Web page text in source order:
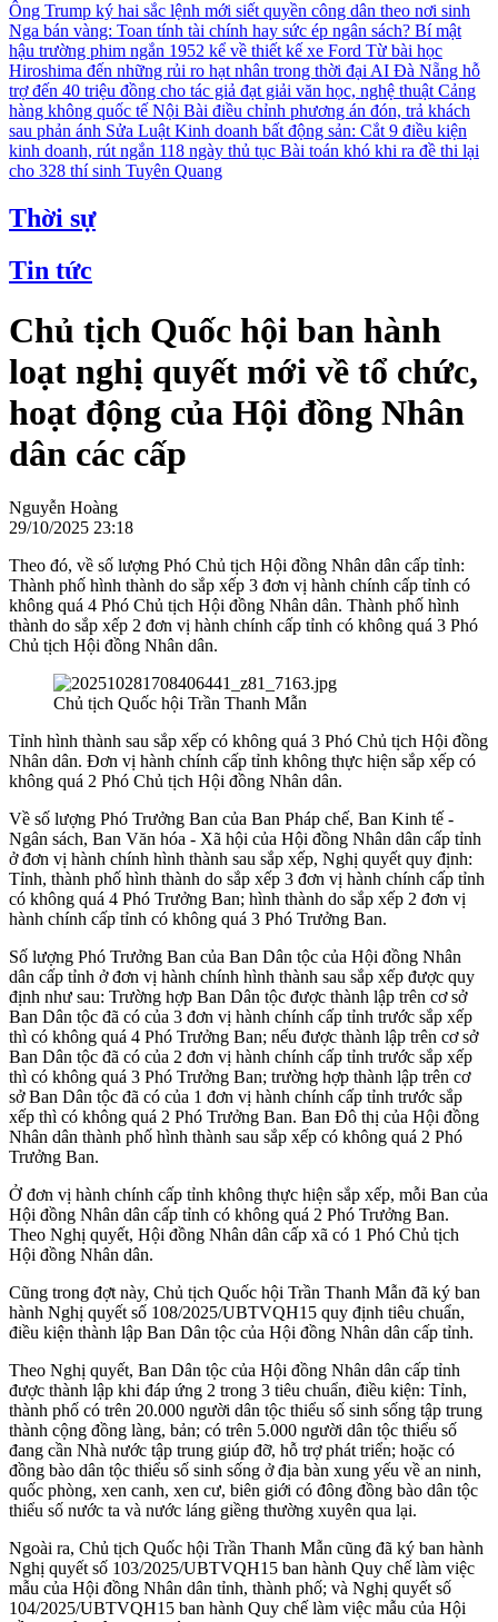
Ông Trump ký hai sắc lệnh mới siết quyền công dân theo nơi sinh
Nga bán vàng: Toan tính tài chính hay sức ép ngân sách? Bí mật
hậu trường phim ngắn 1952 kể về thiết kế xe Ford Từ bài học
Hiroshima đến những rủi ro hạt nhân trong thời đại AI Đà Nẵng hỗ
trợ đến 40 triệu đồng cho tác giả đạt giải văn học, nghệ thuậtCảng
hàng không quốc tế Nội Bài điều chỉnh phương án đón, trả khách
sau phản ánh Sửa Luật Kinh doanh bất động sản: Cắt 9 điều kiện
kinh doanh, rút ngắn 118 ngày thủ tục Bài toán khó khi ra đề thi lại
cho 328 thí sinh Tuyên Quang
Thời sự
Tin tức
Chủ tịch Quốc hội ban hành
loạt nghị quyết mới về tổ chức,
hoạt động của Hội đồng Nhân
dân các cấp
Nguyễn Hoàng
29/10/2025 23:18
Theo đó, về số lượng Phó Chủ tịch Hội đồng Nhân dân cấp tỉnh:
Thành phố hình thành do sắp xếp 3 đơn vị hành chính cấp tỉnh có
không quá 4 Phó Chủ tịch Hội đồng Nhân dân. Thành phố hình
thành do sắp xếp 2 đơn vị hành chính cấp tỉnh có không quá 3 Phó
Chủ tịch Hội đồng Nhân dân.
Chủ tịch Quốc hội Trần Thanh Mẫn
Tỉnh hình thành sau sắp xếp có không quá 3 Phó Chủ tịch Hội đồng
Nhân dân. Đơn vị hành chính cấp tỉnh không thực hiện sắp xếp có
không quá 2 Phó Chủ tịch Hội đồng Nhân dân.
Về số lượng Phó Trưởng Ban của Ban Pháp chế, Ban Kinh tế -
Ngân sách, Ban Văn hóa - Xã hội của Hội đồng Nhân dân cấp tỉnh
ở đơn vị hành chính hình thành sau sắp xếp, Nghị quyết quy định:
Tỉnh, thành phố hình thành do sắp xếp 3 đơn vị hành chính cấp tỉnh
có không quá 4 Phó Trưởng Ban; hình thành do sắp xếp 2 đơn vị
hành chính cấp tỉnh có không quá 3 Phó Trưởng Ban.
Số lượng Phó Trưởng Ban của Ban Dân tộc của Hội đồng Nhân
dân cấp tỉnh ở đơn vị hành chính hình thành sau sắp xếp được quy
định như sau: Trường hợp Ban Dân tộc được thành lập trên cơ sở
Ban Dân tộc đã có của 3 đơn vị hành chính cấp tỉnh trước sắp xếp
thì có không quá 4 Phó Trưởng Ban; nếu được thành lập trên cơ sở
Ban Dân tộc đã có của 2 đơn vị hành chính cấp tỉnh trước sắp xếp
thì có không quá 3 Phó Trưởng Ban; trường hợp thành lập trên cơ
sở Ban Dân tộc đã có của 1 đơn vị hành chính cấp tỉnh trước sắp
xếp thì có không quá 2 Phó Trưởng Ban. Ban Đô thị của Hội đồng
Nhân dân thành phố hình thành sau sắp xếp có không quá 2 Phó
Trưởng Ban.
Ở đơn vị hành chính cấp tỉnh không thực hiện sắp xếp, mỗi Ban của
Hội đồng Nhân dân cấp tỉnh có không quá 2 Phó Trưởng Ban.
Theo Nghị quyết, Hội đồng Nhân dân cấp xã có 1 Phó Chủ tịch
Hội đồng Nhân dân.
Cũng trong đợt này, Chủ tịch Quốc hội Trần Thanh Mẫn đã ký ban
hành Nghị quyết số 108/2025/UBTVQH15 quy định tiêu chuẩn,
điều kiện thành lập Ban Dân tộc của Hội đồng Nhân dân cấp tỉnh.
Theo Nghị quyết, Ban Dân tộc của Hội đồng Nhân dân cấp tỉnh
được thành lập khi đáp ứng 2 trong 3 tiêu chuẩn, điều kiện: Tỉnh,
thành phố có trên 20.000 người dân tộc thiểu số sinh sống tập trung
thành cộng đồng làng, bản; có trên 5.000 người dân tộc thiểu số
đang cần Nhà nước tập trung giúp đỡ, hỗ trợ phát triển; hoặc có
đồng bào dân tộc thiểu số sinh sống ở địa bàn xung yếu về an ninh,
quốc phòng, xen canh, xen cư, biên giới có đông đồng bào dân tộc
thiểu số nước ta và nước láng giềng thường xuyên qua lại.
Ngoài ra, Chủ tịch Quốc hội Trần Thanh Mẫn cũng đã ký ban hành
Nghị quyết số 103/2025/UBTVQH15 ban hành Quy chế làm việc
mẫu của Hội đồng Nhân dân tỉnh, thành phố; và Nghị quyết số
104/2025/UBTVQH15 ban hành Quy chế làm việc mẫu của Hội